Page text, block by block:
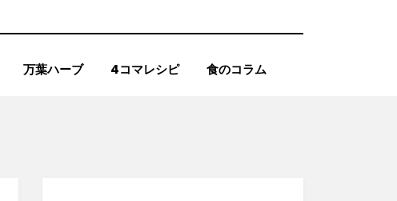
万葉ハーブ 4コマレシピ 食のコラム